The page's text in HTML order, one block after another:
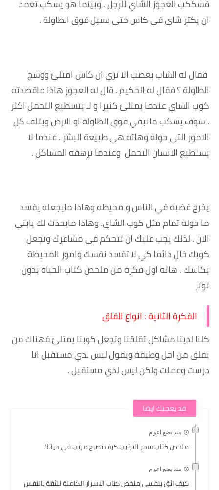
فسككب العجوز الشاي للرجل . وبينما هو يسكب تعمد
ان يكثر شاي في كاس حتي يسيل فوق الطاولة .
فقال له الشاب بغضب الا تري ان كاس امتلئ ووسخ
الطاولة ؟ فقال له الحكيم . قال له العجوز هاذا ماقصدته
كوب الشاي عندما يمتلئ كثيرا و لا يتسطيع التحمل اكثر
. سوف يسكب ماتبقي فوق الطاولة او الارض ويتلف كل
الامور التي حوله وهاته هي طبيعة البشر . عندما لا
يستطيع الانسان التحمل وعندما ترهقه المشاكل .
يخرج غضبه في الناس و محيطه وهاذا مايجعله يفسد
ما حوله تمام مثل كوب الشاي. وهاذا مايحذث لك يابني
الان . لذلك يجب عليك ان تتحكم في مشاعرك وتجعل
كوبك خال دائما كي لا تفسد نفسك وامور المحيطة
بكاسك . هاته اول فكرة من ملخص كتاب الحياة بدون
توتر
الفكرة الثانية : انواع القلق
كلنا لدينا مشاكل تقلقنا وتجعل كوبنا يمتلئ فهناك من
يقلق من اجل وظيفة ويقول ليس لدي مستقبل انا
درست وعملت ولكن ليس لدي مستقبل .
قد يعجبك ايضا
منذ بضع اعوام
ملخص كتاب سحر الترتيب كيف تصبح مرتب في حياتك
منذ بضع اعوام
كيف اثق بنفسي ملخص كتاب الاسرار الكاملة للثقة بالنفس